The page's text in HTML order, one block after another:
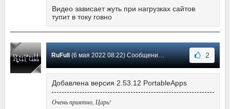
Видео зависает жуть при нагрузках сайтов
тупит в току говно
RuFull (6 мая 2022 08:22) Сообщение #414 2
Добавлена версия 2.53.12 PortableApps
Очень приятно, Царь!